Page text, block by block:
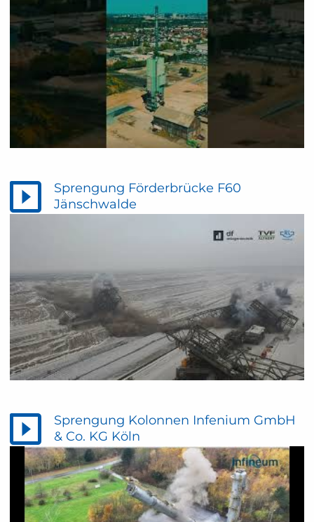
Sprengung Förderbrücke F60
Jänschwalde
Sprengung Kolonnen Infenium GmbH
& Co. KG Köln